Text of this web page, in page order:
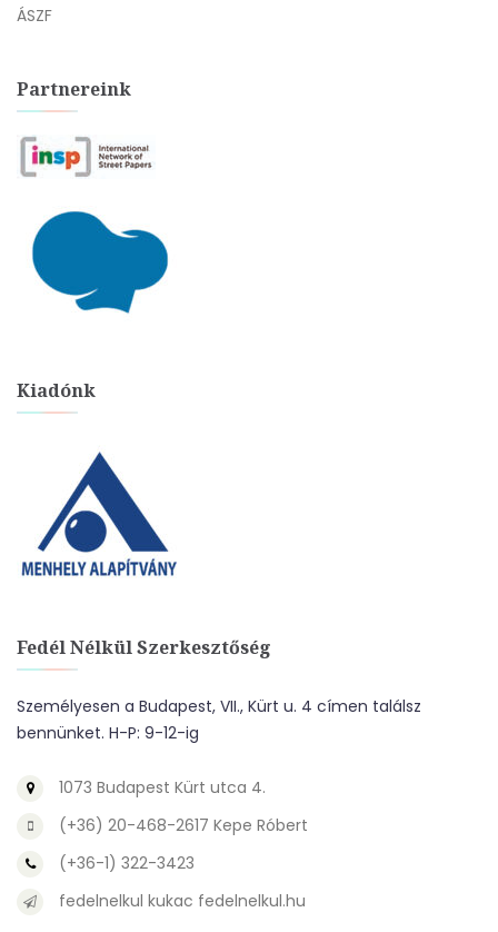
ÁSZF
Partnereink
Kiadónk
Fedél Nélkül Szerkesztőség
Személyesen a Budapest, VII., Kürt u. 4 címen találsz
bennünket. H-P: 9-12-ig
1073 Budapest Kürt utca 4.
(+36) 20-468-2617 Kepe Róbert
(+36-1) 322-3423
fedelnelkul kukac fedelnelkul.hu